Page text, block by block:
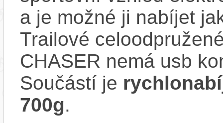
a je možné ji nabíjet
Trailové
CHASER nemá usb
Součástí je
700g.